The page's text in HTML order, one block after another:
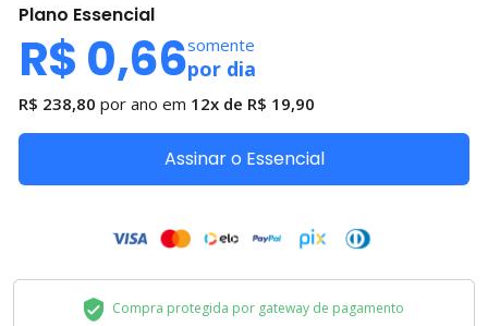
Plano Essencial
R$ 0,66somente
por dia
R$ 238,80 por ano em 12x de R$ 19,90
Assinar o Essencial
Compra protegida por gateway de pagamento